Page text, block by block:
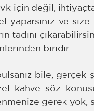
için değil,
yaparsınız ve
tadını
biridir.
bile, gerçek
kahve söz
gerek yok,